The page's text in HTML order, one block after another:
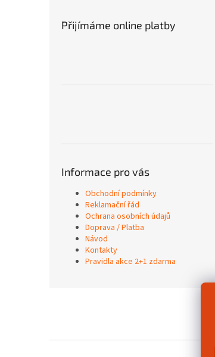
Přijímáme online platby
Informace pro vás
Obchodní podmínky
Reklamační řád
Ochrana osobních údajů
Doprava / Platba
Návod
Kontakty
Pravidla akce 2+1 zdarma